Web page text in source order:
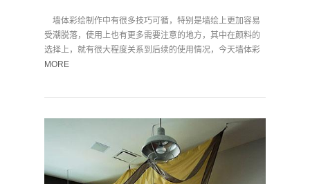
墙体彩绘制作中有很多技巧可循，特别是墙绘上更加容易
受潮脱落，使用上也有更多需要注意的地方，其中在颜料的
选择上，就有很大程度关系到后续的使用情况，今天墙体彩
绘的...
MORE